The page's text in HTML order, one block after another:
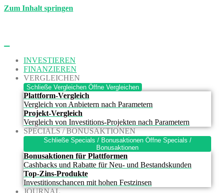
Zum Inhalt springen
INVESTIEREN
FINANZIEREN
VERGLEICHEN
Schließe Vergleichen Öffne Vergleichen
Plattform-Vergleich
Vergleich von Anbietern nach Parametern
Projekt-Vergleich
Vergleich von Investitions-Projekten nach Parametern
SPECIALS / BONUSAKTIONEN
Schließe Specials / Bonusaktionen Öffne Specials /
Bonusaktionen
Bonusaktionen für Plattformen
Cashbacks und Rabatte für Neu- und Bestandskunden
Top-Zins-Produkte
Investitionschancen mit hohen Festzinsen
JOURNAL